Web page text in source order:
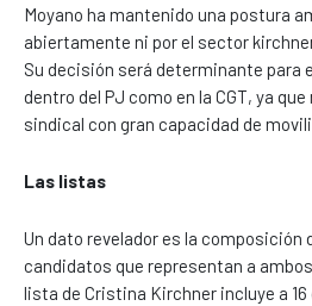
Moyano ha mantenido una postura
abiertamente ni por el sector
Su decisión será determinante para
dentro del PJ como en la CGT, ya
sindical con gran capacidad de
Las listas
Un dato revelador es la composición
candidatos que representan a
lista de Cristina Kirchner incluye a